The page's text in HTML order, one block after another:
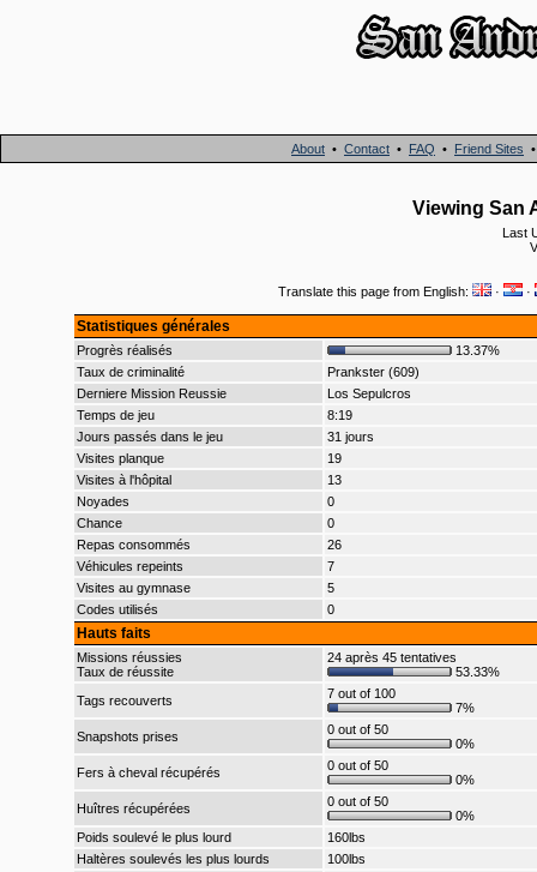
About • Contact • FAQ • Friend Sites
Viewing San
Last
Translate this page from English: · ·
Statistiques générales
Progrès réalisés
13.37%
Taux de criminalité
Prankster (609)
Derniere Mission Reussie
Los Sepulcros
Temps de jeu
8:19
Jours passés dans le jeu
31 jours
Visites planque
19
Visites à l'hôpital
13
Noyades
0
Chance
0
Repas consommés
26
Véhicules repeints
7
Visites au gymnase
5
Codes utilisés
0
Hauts faits
Missions réussies
Taux de réussite
24 après 45 tentatives
53.33%
Tags recouverts
7 out of 100
7%
Snapshots prises
0 out of 50
0%
Fers à cheval récupérés
0 out of 50
0%
Huîtres récupérées
0 out of 50
0%
Poids soulevé le plus lourd
160lbs
Haltères soulevés les plus lourds
100lbs